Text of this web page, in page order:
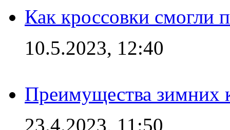
Как кроссовки смогли
10.5.2023, 12:40
Преимущества зимних
23.4.2023, 11:50